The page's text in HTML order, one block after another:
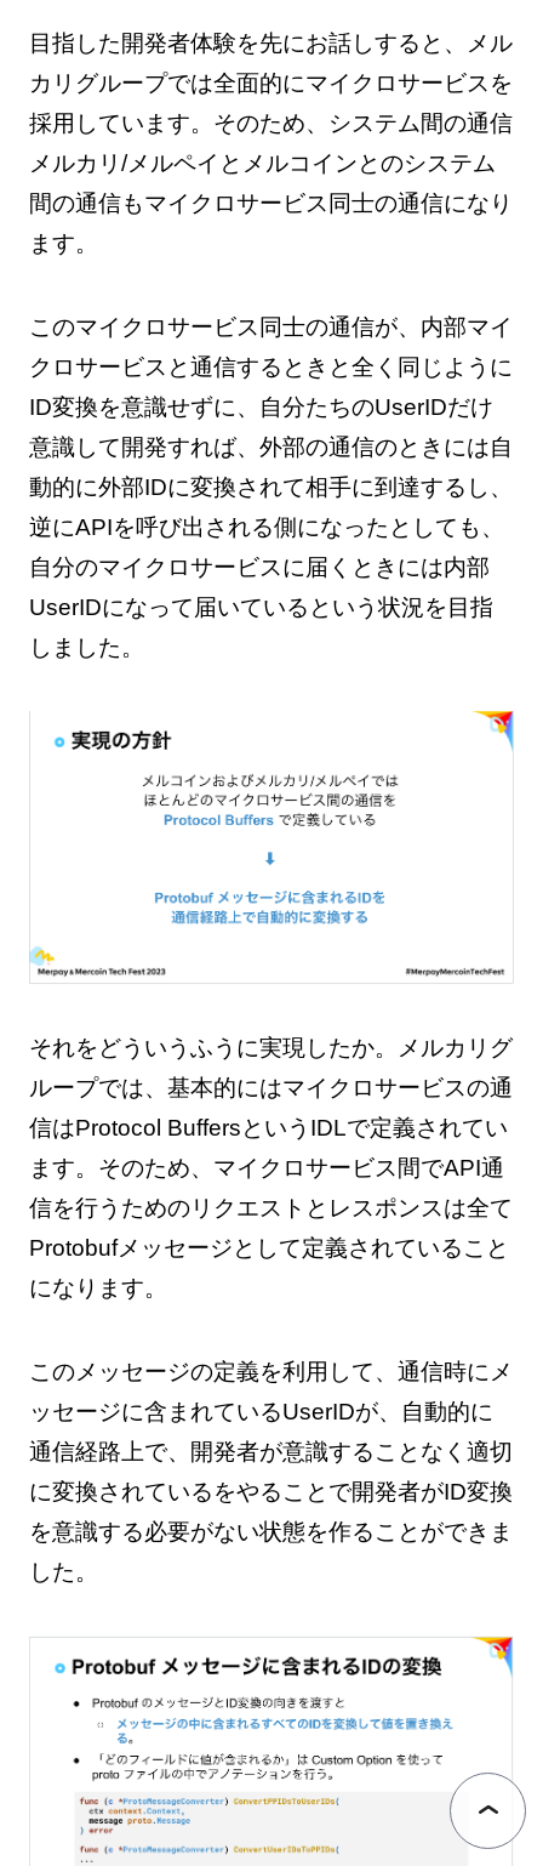
目指した開発者体験を先にお話しすると、メル
カリグループでは全面的にマイクロサービスを
採用しています。そのため、システム間の通信
メルカリ/メルペイとメルコインとのシステム
間の通信もマイクロサービス同士の通信になり
ます。
このマイクロサービス同士の通信が、内部マイ
クロサービスと通信するときと全く同じように
ID変換を意識せずに、自分たちのUserIDだけ
意識して開発すれば、外部の通信のときには自
動的に外部IDに変換されて相手に到達するし、
逆にAPIを呼び出される側になったとしても、
自分のマイクロサービスに届くときには内部
UserIDになって届いているという状況を目指
しました。
それをどういうふうに実現したか。メルカリグ
ループでは、基本的にはマイクロサービスの通
信はProtocol BuffersというIDLで定義されてい
ます。そのため、マイクロサービス間でAPI通
信を行うためのリクエストとレスポンスは全て
Protobufメッセージとして定義されていること
になります。
このメッセージの定義を利用して、通信時にメ
ッセージに含まれているUserIDが、自動的に
通信経路上で、開発者が意識することなく適切
に変換されているをやることで開発者がID変換
を意識する必要がない状態を作ることができま
した。